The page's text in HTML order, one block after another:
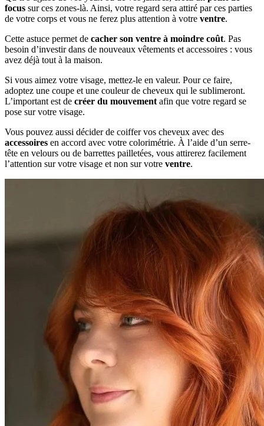
focus sur ces zones-là. Ainsi, votre regard sera attiré par ces parties
de votre corps et vous ne ferez plus attention à votre ventre.
Cette astuce permet de cacher son ventre à moindre coût. Pas
besoin d’investir dans de nouveaux vêtements et accessoires : vous
avez déjà tout à la maison.
Si vous aimez votre visage, mettez-le en valeur. Pour ce faire,
adoptez une coupe et une couleur de cheveux qui le sublimeront.
L’important est de créer du mouvement afin que votre regard se
pose sur votre visage.
Vous pouvez aussi décider de coiffer vos cheveux avec des
accessoires en accord avec votre colorimétrie. À l’aide d’un serre-
tête en velours ou de barrettes pailletées, vous attirerez facilement
l’attention sur votre visage et non sur votre ventre.